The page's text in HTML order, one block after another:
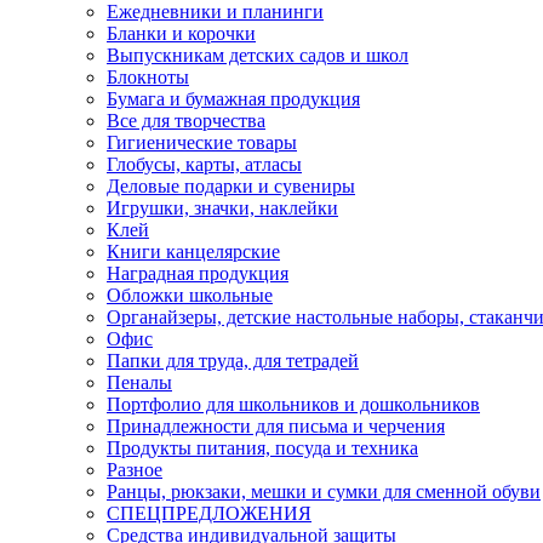
Ежедневники и планинги
Бланки и корочки
Выпускникам детских садов и школ
Блокноты
Бумага и бумажная продукция
Все для творчества
Гигиенические товары
Глобусы, карты, атласы
Деловые подарки и сувениры
Игрушки, значки, наклейки
Клей
Книги канцелярские
Наградная продукция
Обложки школьные
Органайзеры, детские настольные наборы,
Офис
Папки для труда, для тетрадей
Пеналы
Портфолио для школьников и дошкольников
Принадлежности для письма и черчения
Продукты питания, посуда и техника
Разное
Ранцы, рюкзаки, мешки и сумки для сменной обуви
СПЕЦПРЕДЛОЖЕНИЯ
Средства индивидуальной защиты